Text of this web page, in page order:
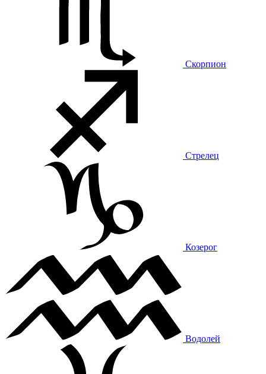
Скорпион
Стрелец
Козерог
Водолей